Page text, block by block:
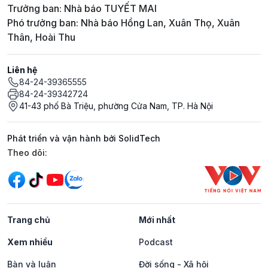
Trưởng ban: Nhà báo TUYẾT MAI
Phó trưởng ban: Nhà báo Hồng Lan, Xuân Thọ, Xuân
Thân, Hoài Thu
Liên hệ
84-24-39365555
84-24-39342724
41-43 phố Bà Triệu, phường Cửa Nam, TP. Hà Nội
Phát triển và vận hành bởi SolidTech
Mạng xã hội
Theo dõi:
Trang chủ Mới nhất
Xem nhiều Podcast
Bàn và luận Đời sống - Xã hội